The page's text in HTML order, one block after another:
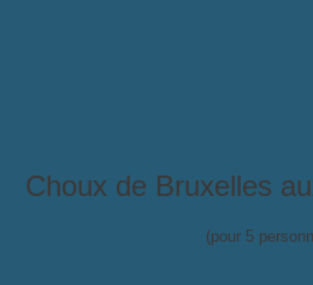
Choux de Bruxelles
(pour 5